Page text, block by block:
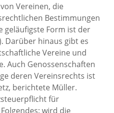
Vereinen, die
Bestimmungen
geläufigste Form ist der
Darüber hinaus gibt es
Vereine und
Auch Genossenschaften
deren Vereinsrechts ist
berichtete Müller.
für
wird die